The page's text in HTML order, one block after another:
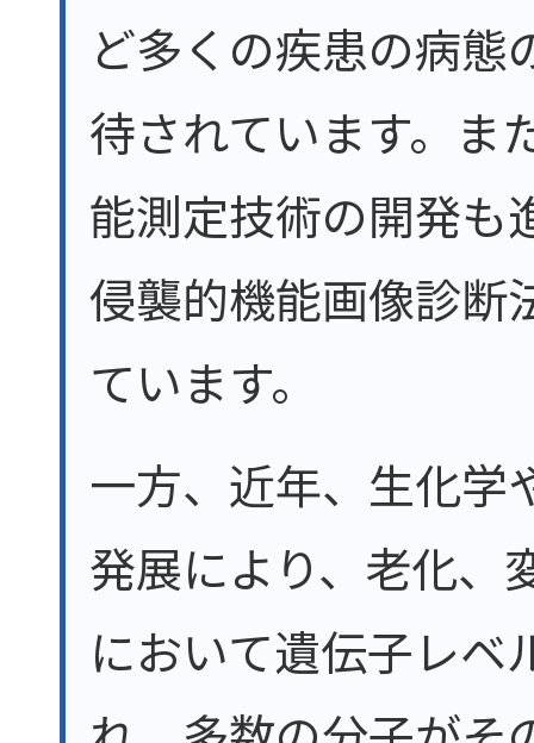
ど多くの疾患の病
待されています。ま
能測定技術の開発も
侵襲的機能画像診断
ています。
一方、近年、生化学
発展により、老化、
において遺伝子レベ